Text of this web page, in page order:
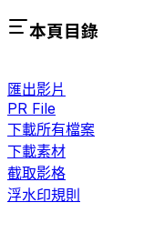
本頁目錄
匯出影片
PR File
下載所有檔案
下載素材
截取影格
浮水印規則